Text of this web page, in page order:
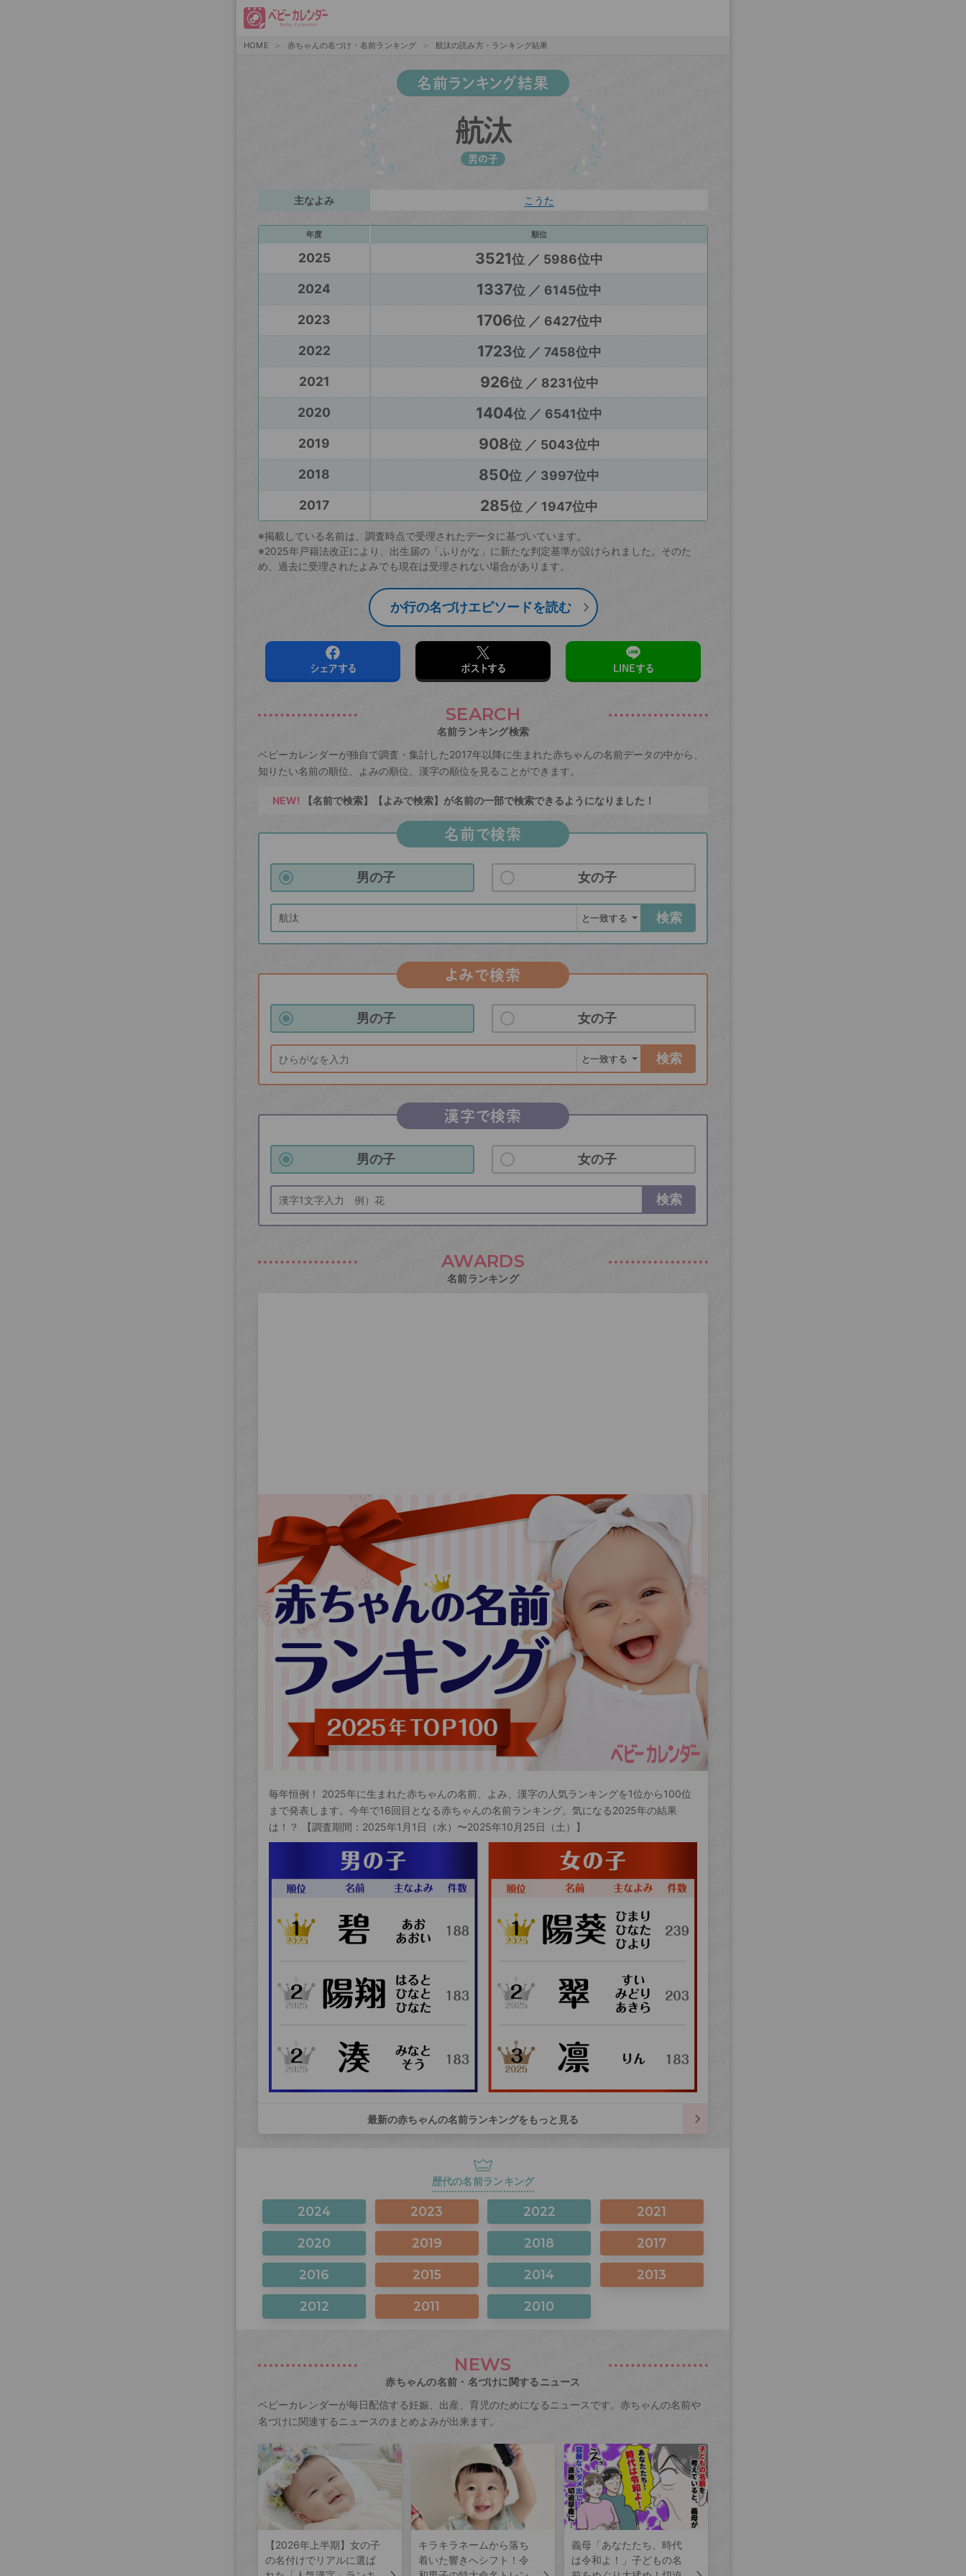
HOME 赤ちゃんの名づけ・名前ランキング 航汰の読み方・ランキング結果
名前ランキング結果
航汰
男の子
主なよみ こうた
年度 順位
2025 3521位 ／ 5986位中
2024
1337位 ／ 6145位中
2023
1706位 ／ 6427位中
2022
1723位 ／ 7458位中
2021
926位 ／ 8231位中
2020
1404位 ／ 6541位中
2019
908位 ／ 5043位中
2018
850位 ／ 3997位中
2017
285位 ／ 1947位中
※掲載している名前は、調査時点で受理されたデータに基づいています。
※2025年戸籍法改正により、出生届の「ふりがな」に新たな判定基準が設けられました。そのた
め、過去に受理されたよみでも現在は受理されない場合があります。
か行の名づけエピソードを読む
シェアする ポストする LINEする
SEARCH
名前ランキング検索
ベビーカレンダーが独自で調査・集計した2017年以降に生まれた赤ちゃんの名前データの中から、
知りたい名前の順位、よみの順位、漢字の順位を見ることができます。
NEW! 【名前で検索】【よみで検索】が名前の一部で検索できるようになりました！
名前で検索
男の子 女の子
検索
よみで検索
男の子 女の子
検索
漢字で検索
男の子 女の子
検索
AWARDS
名前ランキング
毎年恒例！ 2025年に生まれた赤ちゃんの名前、よみ、漢字の人気ランキングを1位から100位
まで発表します。今年で16回目となる赤ちゃんの名前ランキング。気になる2025年の結果
は！？ 【調査期間：2025年1月1日（水）〜2025年10月25日（土）】
最新の赤ちゃんの名前ランキングをもっと見る
歴代の名前ランキング
2024 2023 2022 2021
2020 2019 2018 2017
2016 2015 2014 2013
2012 2011 2010
NEWS
赤ちゃんの名前・名づけに関するニュース
ベビーカレンダーが毎日配信する妊娠、出産、育児のためになるニュースです。赤ちゃんの名前や
名づけに関連するニュースのまとめよみが出来ます。
【2026年上半期】女の子
の名付けでリアルに選ば
キラキラネームから落ち
着いた響きへシフト！令
義母「あなたたち、時代
は令和よ！」子どもの名